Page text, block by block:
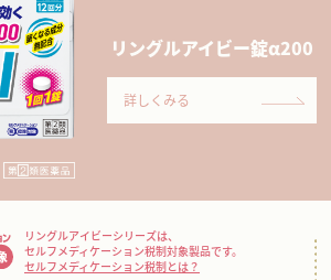
リングルアイビー錠α200
詳しくみる
リングルアイビーシリーズは、
セルフメディケーション税制対象製品です。
セルフメディケーション税制とは？